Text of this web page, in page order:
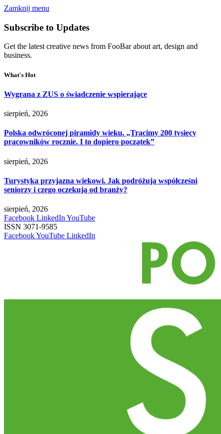
Zamknij menu
Subscribe to Updates
Get the latest creative news from FooBar about art, design and
business.
What's Hot
Wygrana z ZUS o świadczenie wspierające
sierpień, 2026
Polska odwróconej piramidy wieku. „Tracimy 200 tysięcy
pracowników rocznie. I to dopiero początek”
sierpień, 2026
Turystyka przyjazna wiekowi. Jak podróżują współcześni
seniorzy i czego oczekują od branży?
sierpień, 2026
Facebook LinkedIn YouTube
ISSN 3071-9585
FacebookYouTube LinkedIn